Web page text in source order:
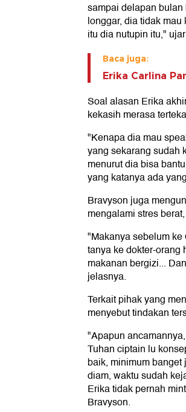
sampai delapan
longgar, dia tidak
itu dia nutupin itu,"
Baca juga:
Erika Carlina
Soal alasan Erika
kekasih merasa
"Kenapa dia mau
yang sekarang sudah
menurut dia bisa
yang katanya ada
Bravyson juga
mengalami stres
"Makanya sebelum
tanya ke dokter-orang
makanan bergizi...
jelasnya.
Terkait pihak yang
menyebut tindakan
"Apapun
Tuhan ciptain lu
baik, minimum
diam, waktu sudah
Erika tidak pernah
Bravyson.